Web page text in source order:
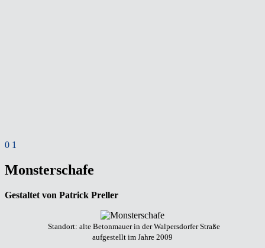
0 1
Monsterschafe
Gestaltet von Patrick Preller
Standort: alte Betonmauer in der Walpersdorfer Straße
aufgestellt im Jahre 2009